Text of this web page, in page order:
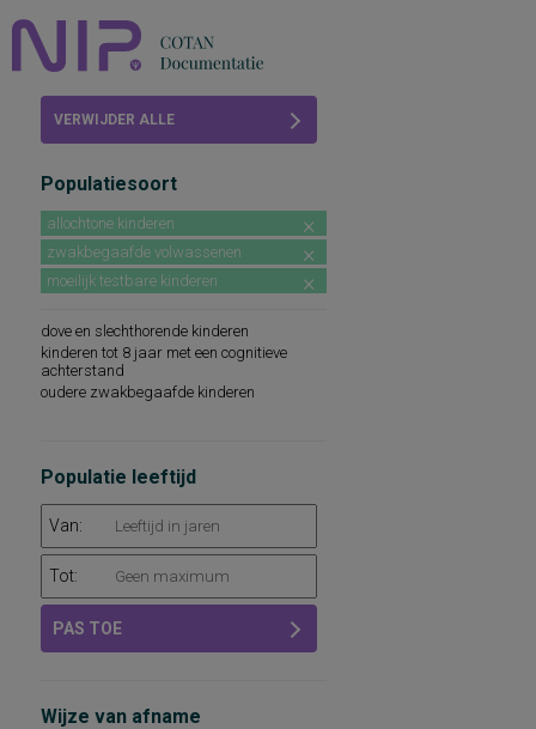
Abonneren
FAQ
VERWIJDER ALLE
Populatiesoort
allochtone kinderen
zwakbegaafde volwassenen
moeilijk testbare kinderen
dove en slechthorende kinderen
kinderen tot 8 jaar met een cognitieve
achterstand
oudere zwakbegaafde kinderen
Populatie leeftijd
Van:
Tot:
PAS TOE
Wijze van afname